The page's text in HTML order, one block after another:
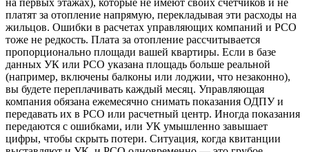
платят за отопление напрямую, перекладывая эти расходы на
жильцов. Ошибки в расчетах управляющих компаний и РСО
тоже не редкость. Плата за отопление рассчитывается
пропорционально площади вашей квартиры. Если в базе
данных УК или РСО указана площадь больше реальной
(например, включены балконы или лоджии, что незаконно),
вы будете переплачивать каждый месяц. Управляющая
компания обязана ежемесячно снимать показания ОДПУ и
передавать их в РСО или расчетный центр. Иногда показания
передаются с ошибками, или УК умышленно завышает
цифры, чтобы скрыть потери. Ситуация, когда квитанции